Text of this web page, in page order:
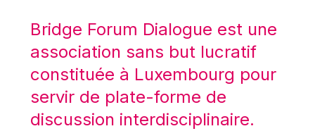
Mario Centeno
Mario Monti
Maroš ŠEFČOVIČ
Martin Bailey
Martine Reicherts
Bridge Forum Dialogue est une
association sans but lucratif
constituée à Luxembourg pour
servir de plate-forme de
discussion interdisciplinaire.